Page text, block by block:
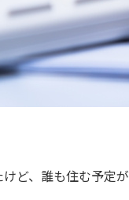
けど、誰も住む予定